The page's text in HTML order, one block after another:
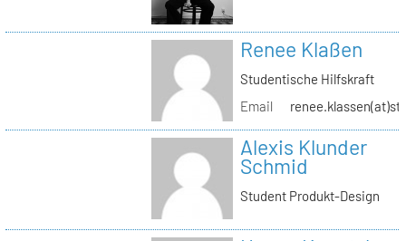
Renee Klaßen
Studentische Hilfskraft
Email
Alexis Klunder
Schmid
Student Produkt-Design